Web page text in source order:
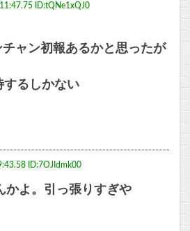
ID:tQNe1xQJ0
ャン初報あるかと思ったが
するしかない
ID:7OJIdmk00
かよ。引っ張りすぎや